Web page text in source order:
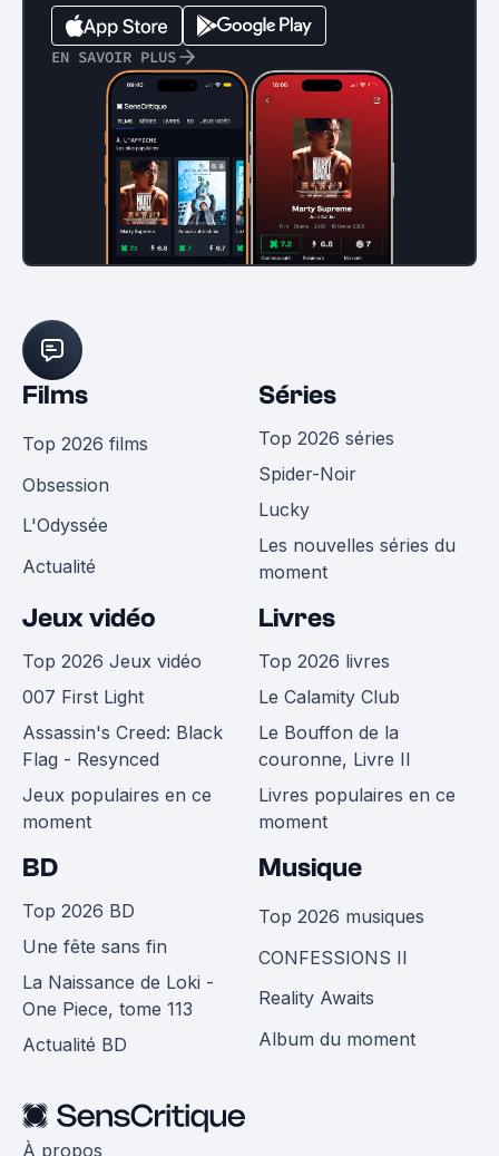
EN SAVOIR PLUS
Films
Top 2026 films
Obsession
L'Odyssée
Actualité
Séries
Top 2026 séries
Spider-Noir
Lucky
Les nouvelles séries du
moment
Jeux vidéo
Top 2026 Jeux vidéo
007 First Light
Assassin's Creed: Black
Flag - Resynced
Jeux populaires en ce
moment
Livres
Top 2026 livres
Le Calamity Club
Le Bouffon de la
couronne, Livre II
Livres populaires en ce
moment
BD
Top 2026 BD
Une fête sans fin
La Naissance de Loki -
One Piece, tome 113
Actualité BD
Musique
Top 2026 musiques
CONFESSIONS II
Reality Awaits
Album du moment
À propos